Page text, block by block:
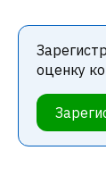
оценку